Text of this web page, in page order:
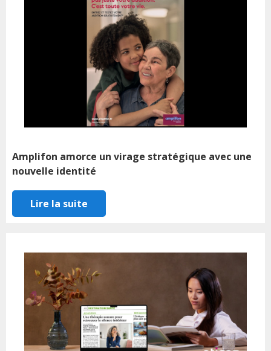
Amplifon amorce un virage stratégique avec une
nouvelle identité
Lire la suite